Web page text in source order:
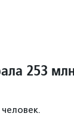
253